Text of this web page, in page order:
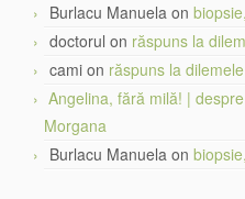
Burlacu Manuela on
doctorul on răspuns la
cami on răspuns la
Angelina, fără milă! |
Morgana
Burlacu Manuela on